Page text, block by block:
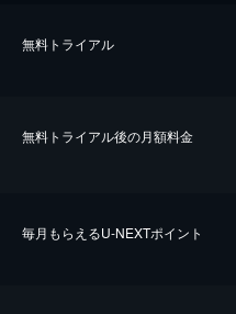
無料トライアル
無料トライアル後の⽉額料金
毎⽉もらえるU-NEXTポイント